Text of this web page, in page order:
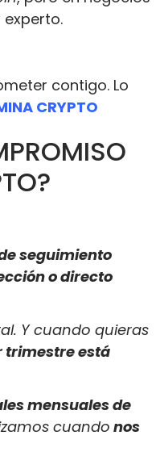
contigo. Lo
CRYPTO
seguimiento
o directo
Y cuando quieras
trimestre está
mensuales de
cuando nos